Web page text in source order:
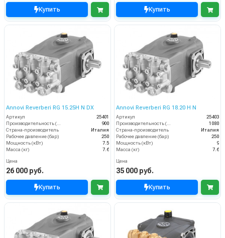
Купить Купить
Annovi Reverberi RG 15.25H N DX
Артикул
25401
900
Страна-производитель
Италия
Рабочее давление (бар)
250
Мощность (кВт)
7.5
Масса (кг)
7.6
Цена
26 000 руб.
Купить
Annovi Reverberi RG 18.20 H N
Артикул
25403
1080
Страна-производитель
Италия
Рабочее давление (бар)
250
Мощность (кВт)
9
Масса (кг)
7.6
Цена
35 000 руб.
Купить